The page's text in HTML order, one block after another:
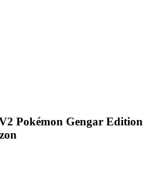
Pokémon Gengar Edition